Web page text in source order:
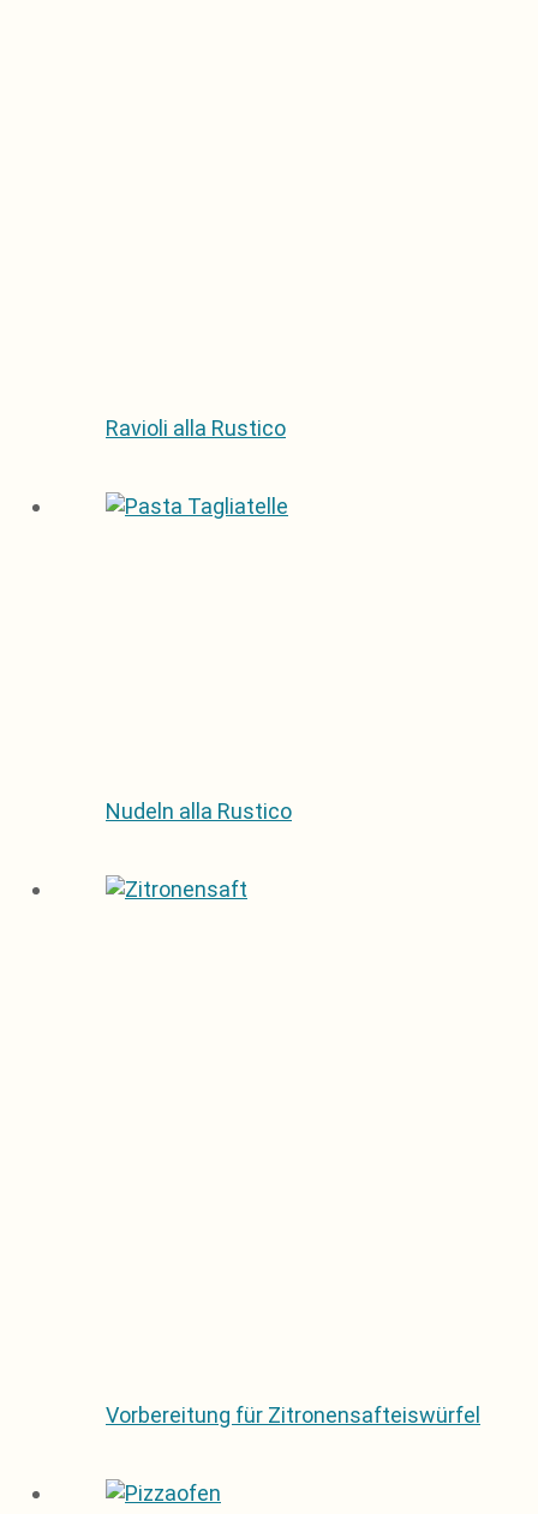
Ravioli alla Rustico
Nudeln alla Rustico
Vorbereitung für Zitronensafteiswürfel